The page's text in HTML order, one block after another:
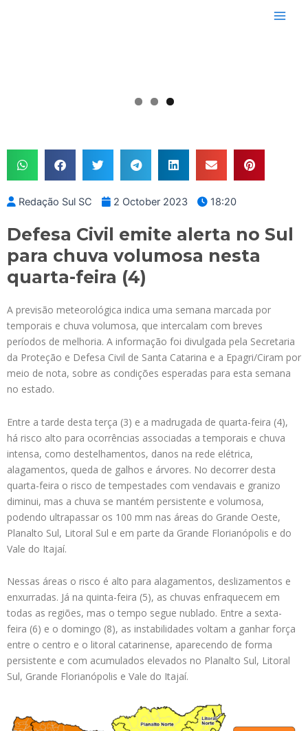
Main
Redação Sul SC 2 October 2023 18:20
Defesa Civil emite alerta no Sul
para chuva volumosa nesta
quarta-feira (4)
A previsão meteorológica indica uma semana marcada por
temporais e chuva volumosa, que intercalam com breves
períodos de melhoria. A informação foi divulgada pela Secretaria
da Proteção e Defesa Civil de Santa Catarina e a Epagri/Ciram por
meio de nota, sobre as condições esperadas para esta semana
no estado.
Entre a tarde desta terça (3) e a madrugada de quarta-feira (4),
há risco alto para ocorrências associadas a temporais e chuva
intensa, como destelhamentos, danos na rede elétrica,
alagamentos, queda de galhos e árvores. No decorrer desta
quarta-feira o risco de tempestades com vendavais e granizo
diminui, mas a chuva se mantém persistente e volumosa,
podendo ultrapassar os 100 mm nas áreas do Grande Oeste,
Planalto Sul, Litoral Sul e em parte da Grande Florianópolis e do
Vale do Itajaí.
Nessas áreas o risco é alto para alagamentos, deslizamentos e
enxurradas. Já na quinta-feira (5), as chuvas enfraquecem em
todas as regiões, mas o tempo segue nublado. Entre a sexta-
feira (6) e o domingo (8), as instabilidades voltam a ganhar força
entre o centro e o litoral catarinense, aparecendo de forma
persistente e com acumulados elevados no Planalto Sul, Litoral
Sul, Grande Florianópolis e Vale do Itajaí.